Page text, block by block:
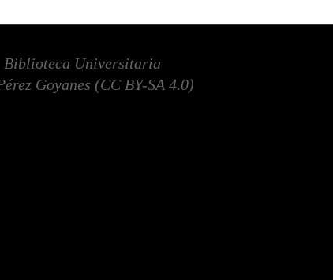
Biblioteca Universitaria
Goyanes (CC BY-SA 4.0)